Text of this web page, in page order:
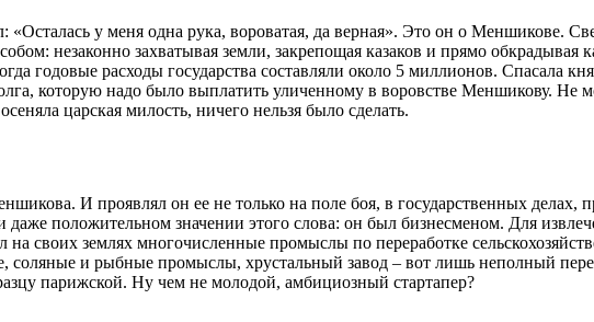
«Осталась у меня одна рука, вороватая, да верная». Это он о Меншикове.
незаконно захватывая земли, закрепощая казаков и прямо
годовые расходы государства составляли около 5 миллионов. Спасала
которую надо было выплатить уличенному в воровстве Меншикову. Не
царская милость, ничего нельзя было сделать.
И проявлял он ее не только на поле боя, в государственных делах,
положительном значении этого слова: он был бизнесменом. Для
на своих землях многочисленные промыслы по переработке
соляные и рыбные промыслы, хрустальный завод – вот лишь неполный
парижской. Ну чем не молодой, амбициозный стартапер?